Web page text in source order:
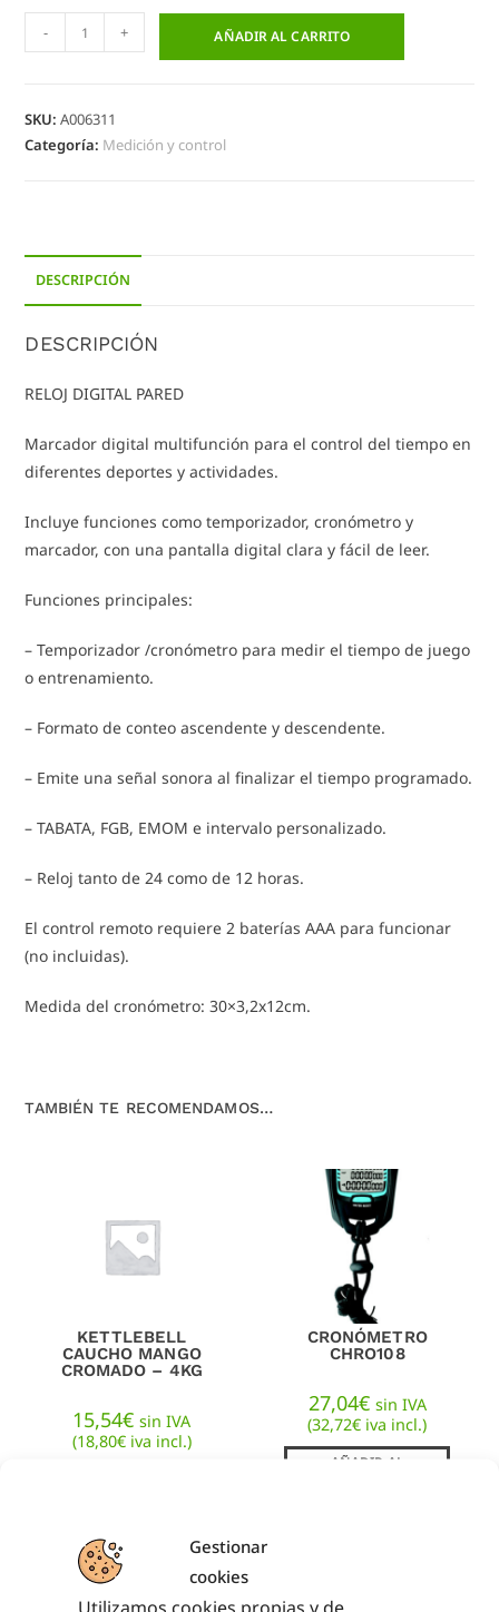
Gestionar
cookies
Utilizamos cookies propias y de
- + AÑADIR AL CARRITO
SKU:A006311
Categoría: Medición y control
DESCRIPCIÓN
DESCRIPCIÓN
RELOJ DIGITAL PARED
Marcador digital multifunción para el control del tiempo en
diferentes deportes y actividades.
Incluye funciones como temporizador, cronómetro y
marcador, con una pantalla digital clara y fácil de leer.
Funciones principales:
– Temporizador /cronómetro para medir el tiempo de juego
o entrenamiento.
– Formato de conteo ascendente y descendente.
– Emite una señal sonora al finalizar el tiempo programado.
– TABATA, FGB, EMOM e intervalo personalizado.
– Reloj tanto de 24 como de 12 horas.
El control remoto requiere 2 baterías AAA para funcionar
(no incluidas).
Medida del cronómetro: 30×3,2x12cm.
TAMBIÉN TE RECOMENDAMOS…
KETTLEBELL
CAUCHO MANGO
CROMADO – 4KG
15,54€ sin IVA
(18,80€iva incl.)
CRONÓMETRO
CHRO108
27,04€ sin IVA
(32,72€ iva incl.)
AÑADIR AL